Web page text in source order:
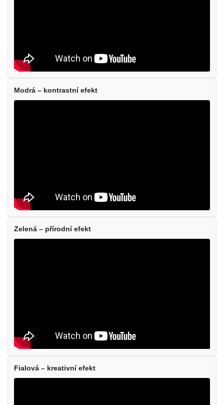
Modrá – kontrastní efekt
Zelená – přírodní efekt
Fialová – kreativní efekt